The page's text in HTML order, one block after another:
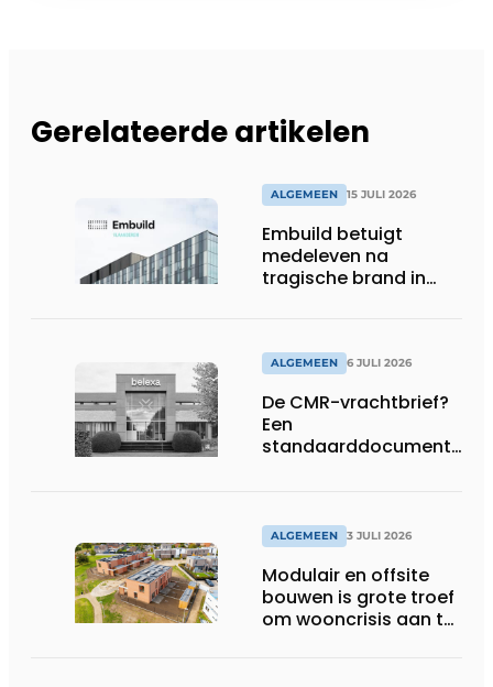
Gerelateerde artikelen
ALGEMEEN 15 JULI 2026
Embuild betuigt
medeleven na
tragische brand in
ALGEMEEN 6 JULI 2026
De CMR-vrachtbrief?
Een
standaarddocument
ALGEMEEN 3 JULI 2026
Modulair en offsite
bouwen is grote troef
om wooncrisis aan te